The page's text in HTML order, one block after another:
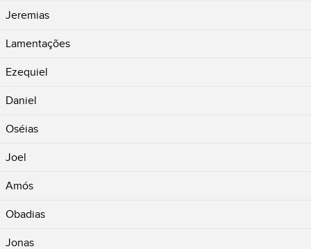
Jeremias
Lamentações
Ezequiel
Daniel
Oséias
Joel
Amós
Obadias
Jonas